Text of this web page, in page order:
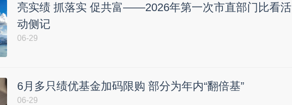
亮实绩 抓落实 促共富——2026年第一次市直部门比看活
动侧记
06-29
6月多只绩优基金加码限购 部分为年内“翻倍基”
06-29